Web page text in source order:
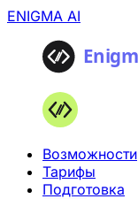
ENIGMA AI
Возможности
Тарифы
Подготовка